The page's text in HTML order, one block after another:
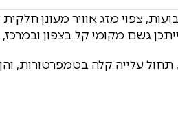
צפוי מזג אוויר מעונן
גשם מקומי קל בצפון ובמרכז,
עלייה קלה בטמפרטורות,